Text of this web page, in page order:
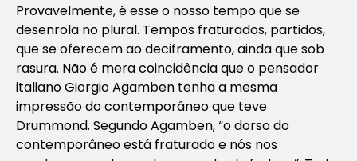
Provavelmente, é esse o nosso tempo que se
desenrola no plural. Tempos fraturados, partidos,
que se oferecem ao deciframento, ainda que sob
rasura. Não é mera coincidência que o pensador
italiano Giorgio Agamben tenha a mesma
impressão do contemporâneo que teve
Drummond. Segundo Agamben, “o dorso do
contemporâneo está fraturado e nós nos